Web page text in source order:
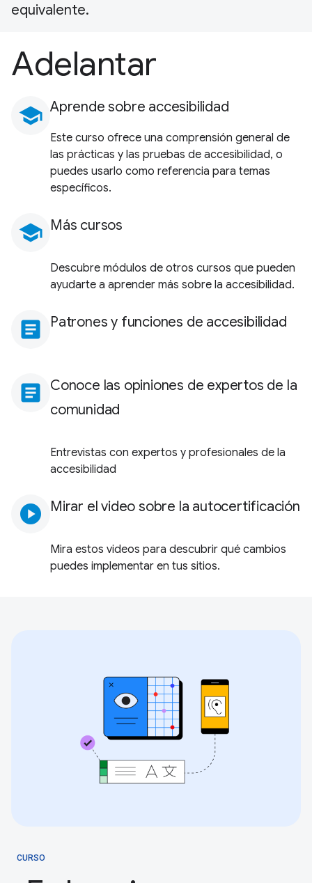
equivalente.
Adelantar
school Aprende sobre accesibilidad
Este curso ofrece una comprensión general de
las prácticas y las pruebas de accesibilidad, o
puedes usarlo como referencia para temas
específicos.
school Más cursos
Descubre módulos de otros cursos que pueden
ayudarte a aprender más sobre la accesibilidad.
article Patrones y funciones de accesibilidad
article Conoce las opiniones de expertos de la
comunidad
Entrevistas con expertos y profesionales de la
accesibilidad
play_circle Mirar el video sobre la autocertificación
Mira estos videos para descubrir qué cambios
puedes implementar en tus sitios.
CURSO